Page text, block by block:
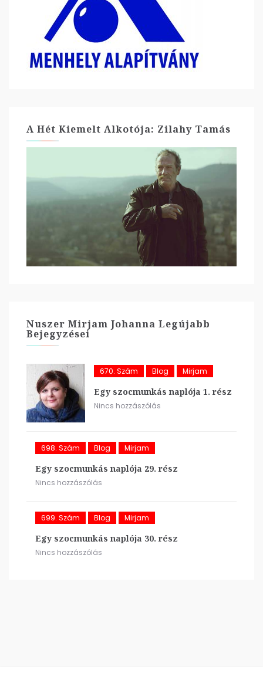
A Hét Kiemelt Alkotója: Zilahy Tamás
Nuszer Mirjam Johanna Legújabb
Bejegyzései
670. Szám Blog Mirjam
Egy szocmunkás naplója 1. rész
Nincs hozzászólás
698. Szám Blog Mirjam
Egy szocmunkás naplója 29. rész
Nincs hozzászólás
699. Szám Blog Mirjam
Egy szocmunkás naplója 30. rész
Nincs hozzászólás